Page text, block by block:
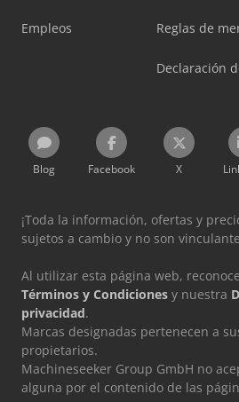
Empleos Reglas de
Declaración
Blog Facebook X
¡Toda la información, ofertas y
sujetos a cambio y no son
Al utilizar esta página web,
Términos y Condiciones y nuestra
privacidad.
Marcas designadas pertenecen a
propietarios.
Machineseeker Group GmbH no
alguna por el contenido de las